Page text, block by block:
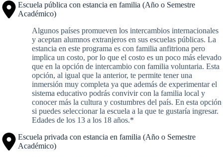
Escuela pública con estancia en familia (Año o Semestre
Académico)
Algunos países promueven los intercambios internacionales
y aceptan alumnos extranjeros en sus escuelas públicas. La
estancia en este programa es con familia anfitriona pero
implica un costo, por lo que el costo es un poco más elevado
que en la opción de intercambio con familia voluntaria. Esta
opción, al igual que la anterior, te permite tener una
inmersión muy completa ya que además de experimentar el
sistema educativo podrás convivir con la familia local y
conocer más la cultura y costumbres del país. En esta opción
si puedes seleccionar la escuela a la que te gustaría ingresar.
Edades de los 13 a los 18 años.*
Escuela privada con estancia en familia (Año o Semestre
Académico)